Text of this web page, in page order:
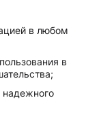
в любом
в
надежного